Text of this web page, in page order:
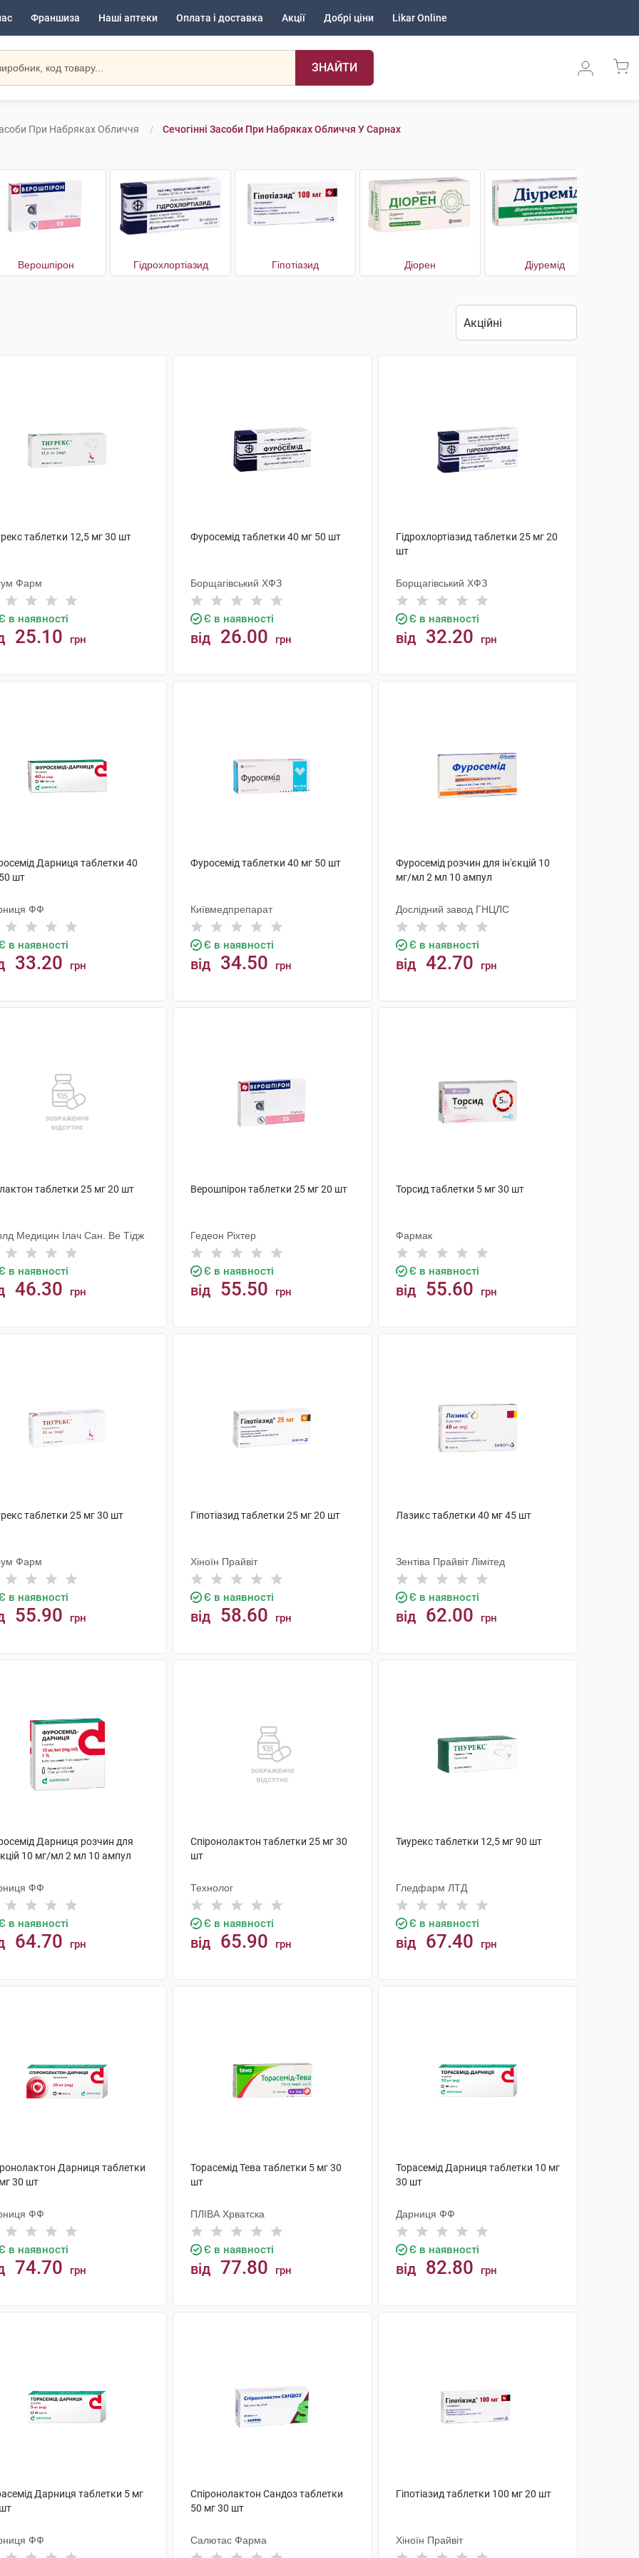
Франшиза Наші аптеки Оплата і доставка Акції Добрі ціни Likar Online
ЗНАЙТИ
При Набряках Обличчя Сечогінні Засоби При Набряках Обличчя У Сарнах
Верошпірон Гідрохлортіазид Гіпотіазид Діорен Діуремід
таблетки 12,5 мг 30 шт
Фарм
в наявності
25.10 грн
Фуросемід таблетки 40 мг 50 шт
Борщагівський ХФЗ
Є в наявності
від 26.00 грн
Гідрохлортіазид таблетки 25 мг 20
шт
Борщагівський ХФЗ
Є в наявності
від 32.20 грн
Дарниця таблетки 40
шт
ФФ
в наявності
33.20 грн
Фуросемід таблетки 40 мг 50 шт
Київмедпрепарат
Є в наявності
від 34.50 грн
Фуросемід розчин для ін'єкцій 10
мг/мл 2 мл 10 ампул
Дослідний завод ГНЦЛС
Є в наявності
від 42.70 грн
таблетки 25 мг 20 шт
Медицин Ілач Сан. Ве Тідж
в наявності
46.30 грн
Верошпірон таблетки 25 мг 20 шт
Гедеон Ріхтер
Є в наявності
від 55.50 грн
Торсид таблетки 5 мг 30 шт
Фармак
Є в наявності
від 55.60 грн
таблетки 25 мг 30 шт
Фарм
в наявності
55.90 грн
Гіпотіазид таблетки 25 мг 20 шт
Хіноїн Прайвіт
Є в наявності
від 58.60 грн
Лазикс таблетки 40 мг 45 шт
Зентіва Прайвіт Лімітед
Є в наявності
від 62.00 грн
Дарниця розчин для
10 мг/мл 2 мл 10 ампул
ФФ
в наявності
64.70 грн
Спіронолактон таблетки 25 мг 30
шт
Технолог
Є в наявності
від 65.90 грн
Тиурекс таблетки 12,5 мг 90 шт
Гледфарм ЛТД
Є в наявності
від 67.40 грн
Дарниця таблетки
30 шт
ФФ
в наявності
74.70 грн
Торасемід Тева таблетки 5 мг 30
шт
ПЛІВА Хрватска
Є в наявності
від 77.80 грн
Торасемід Дарниця таблетки 10 мг
30 шт
Дарниця ФФ
Є в наявності
від 82.80 грн
Дарниця таблетки 5 мг
ФФ
Спіронолактон Сандоз таблетки
50 мг 30 шт
Салютас Фарма
Гіпотіазид таблетки 100 мг 20 шт
Хіноїн Прайвіт